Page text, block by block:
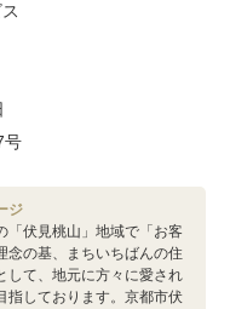
号
ジ
「伏見桃山」地域で「お客
念の基、まちいちばんの住
して、地元に方々に愛され
指しております。京都市伏